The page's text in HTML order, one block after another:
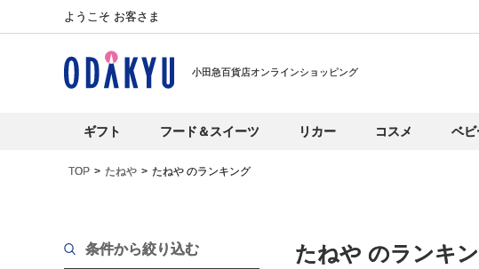
ようこそ お客さま
小田急百貨店オンラインショッピング
ギフト フード＆スイーツ リカー コスメ ベビ
TOP たねや たねや のランキング
条件から絞り込む たねや のランキ